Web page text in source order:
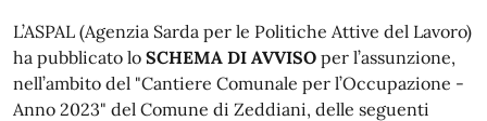
L’ASPAL (Agenzia Sarda per le Politiche Attive del Lavoro)
ha pubblicato lo SCHEMA DI AVVISO per l’assunzione,
nell’ambito del "Cantiere Comunale per l’Occupazione -
Anno 2023" del Comune di Zeddiani, delle seguenti